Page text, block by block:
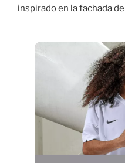
inspirado en la fachada